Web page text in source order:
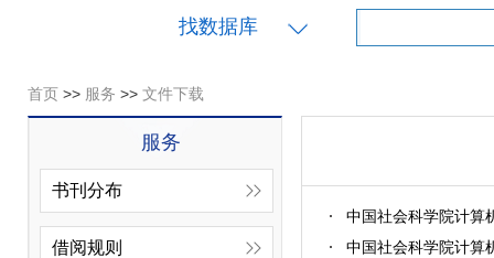
找数据库
首页 >> 服务 >> 文件下载
服务
书刊分布
借阅规则
中国社会科学院计算
中国社会科学院计算